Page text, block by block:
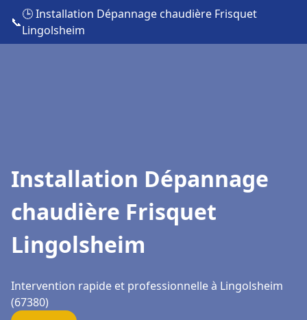
📞
🕒 Installation Dépannage chaudière Frisquet
Lingolsheim
Installation Dépannage
chaudière Frisquet
Lingolsheim
Intervention rapide et professionnelle à Lingolsheim
(67380)